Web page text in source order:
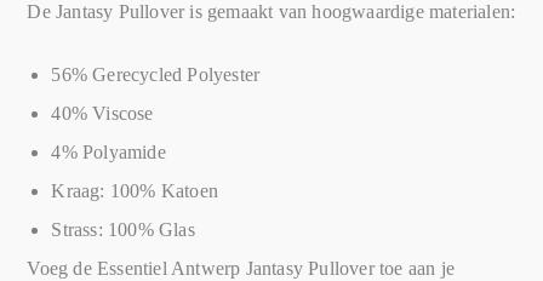
De Jantasy Pullover is gemaakt van hoogwaardige materialen:
56% Gerecycled Polyester
40% Viscose
4% Polyamide
Kraag: 100% Katoen
Strass: 100% Glas
Voeg de Essentiel Antwerp Jantasy Pullover toe aan je